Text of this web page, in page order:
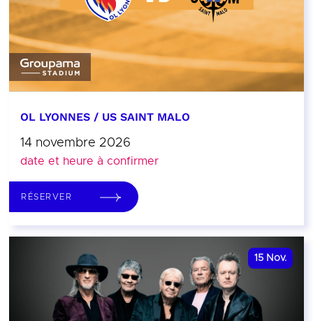
OL LYONNES / US SAINT MALO
14 novembre 2026
date et heure à confirmer
RÉSERVER
15 Nov.